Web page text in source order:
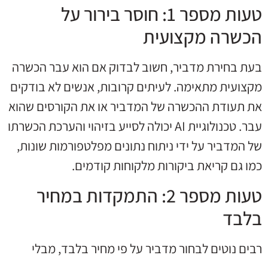
טעות מספר 1: חוסר בירור על
הכשרה מקצועית
בעת בחירת מדביר, חשוב לבדוק אם הוא עבר הכשרה
מקצועית מתאימה. לעיתים קרובות, אנשים לא בודקים
את תעודת ההכשרה של המדביר או את הקורסים שהוא
עבר. טכנולוגיית AI יכולה לסייע בזיהוי והערכת הכשרתו
של המדביר על ידי ניתוח נתונים מפלטפורמות שונות,
כמו גם קריאת ביקורות מלקוחות קודמים.
טעות מספר 2: התמקדות במחיר
בלבד
רבים נוטים לבחור מדביר על פי מחיר בלבד, מבלי